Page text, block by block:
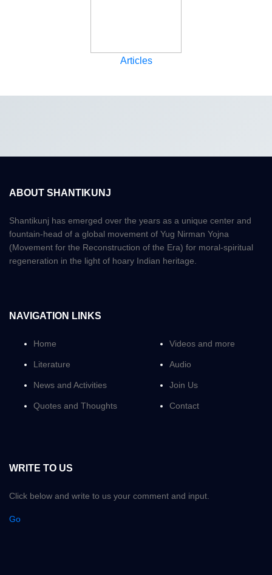
Articles
ABOUT SHANTIKUNJ
Shantikunj has emerged over the years as a unique center and
fountain-head of a global movement of Yug Nirman Yojna
(Movement for the Reconstruction of the Era) for moral-spiritual
regeneration in the light of hoary Indian heritage.
NAVIGATION LINKS
Home
Literature
News and Activities
Quotes and Thoughts
Videos and more
Audio
Join Us
Contact
WRITE TO US
Click below and write to us your comment and input.
Go